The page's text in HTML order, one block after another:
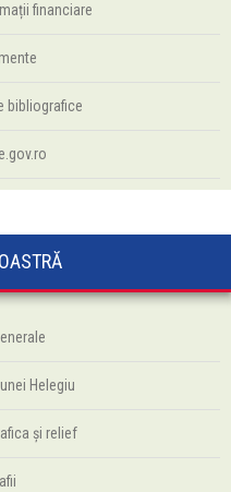
financiare
bibliografice
Helegiu
și relief